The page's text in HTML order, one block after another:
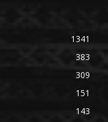
1341
383
309
151
143